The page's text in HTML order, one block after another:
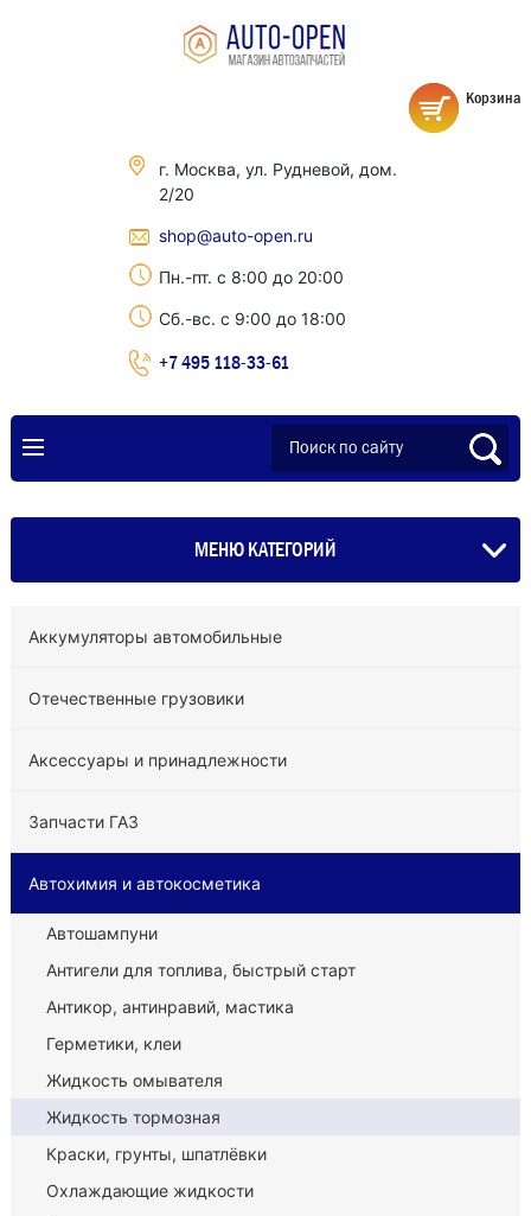
г. Москва, ул. Рудневой, дом.
2/20
shop@auto-open.ru
Пн.-пт. с 8:00 до 20:00
Сб.-вс. с 9:00 до 18:00
+7 495 118-33-61
Корзина
МЕНЮ КАТЕГОРИЙ
Аккумуляторы автомобильные
Отечественные грузовики
Аксессуары и принадлежности
Запчасти ГАЗ
Автохимия и автокосметика
Автошампуни
Антигели для топлива, быстрый старт
Антикор, антинравий, мастика
Герметики, клеи
Жидкость омывателя
Жидкость тормозная
Краски, грунты, шпатлёвки
Охлаждающие жидкости